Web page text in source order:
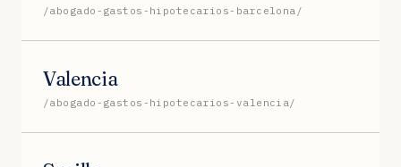
/abogado-gastos-hipotecarios-barcelona/
Valencia
/abogado-gastos-hipotecarios-valencia/